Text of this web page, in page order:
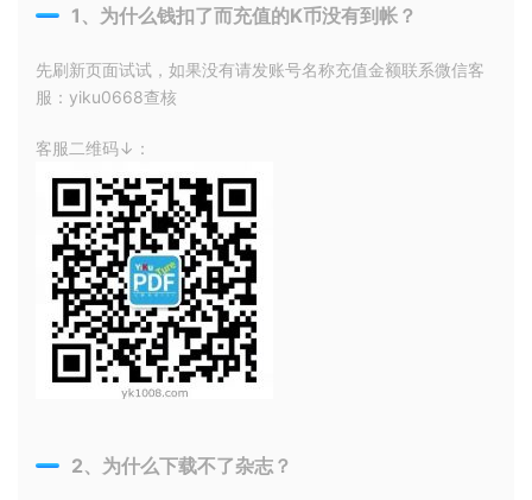
1、为什么钱扣了而充值的K币没有到帐？
先刷新页面试试，如果没有请发账号名称充值金额联系微信客
服：yiku0668查核
客服二维码↓：
2、为什么下载不了杂志？